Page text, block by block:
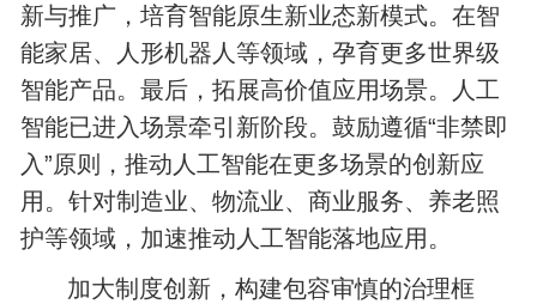
新与推广，培育智能原生新业态新模式。在智
能家居、人形机器人等领域，孕育更多世界级
智能产品。最后，拓展高价值应用场景。人工
智能已进入场景牵引新阶段。鼓励遵循“非禁即
入”原则，推动人工智能在更多场景的创新应
用。针对制造业、物流业、商业服务、养老照
护等领域，加速推动人工智能落地应用。
加大制度创新，构建包容审慎的治理框